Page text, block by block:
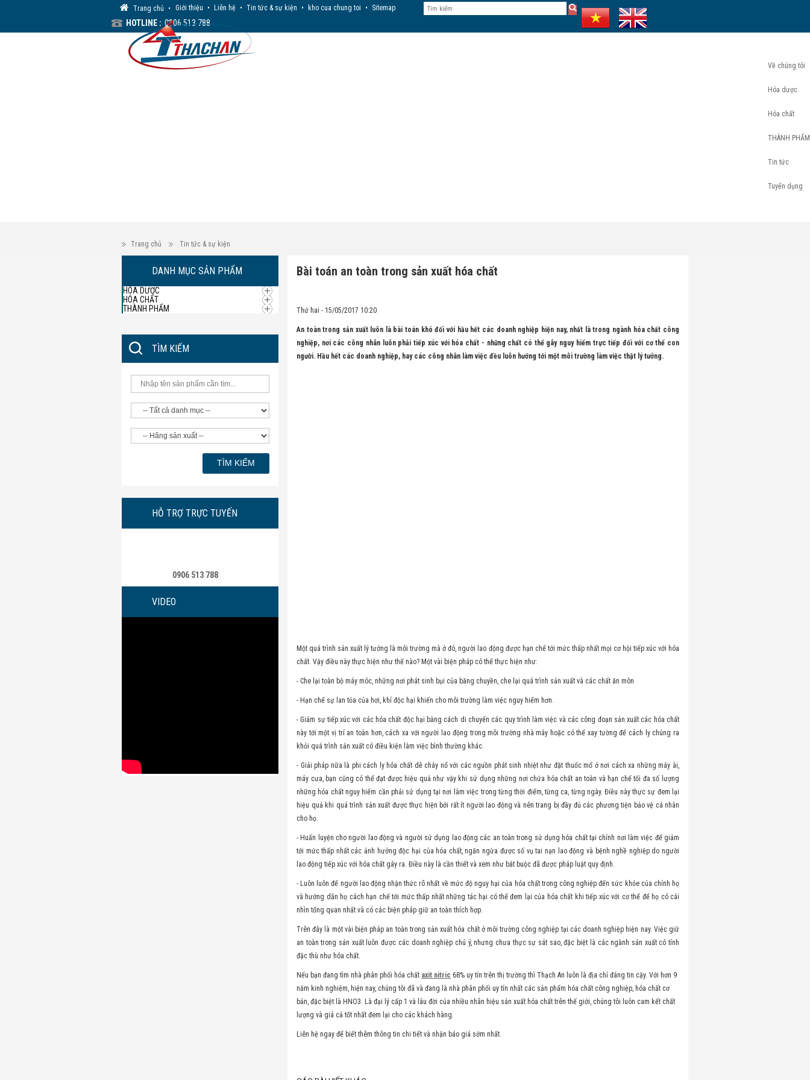
Trang chủ • Giới thiệu • Liên hệ • Tin tức & sự kiện • kho cua chung toi • Sitemap
HOTLINE : 0906 513 788
Về chúng tôi
Hóa dược
Hóa chất
THÀNH PHẨM
Tin tức
Tuyển dụng
Trang chủ Tin tức & sự kiện
DANH MỤC SẢN PHẨM
HÓA DƯỢC
HÓA CHẤT
THÀNH PHẨM
TÌM KIẾM
HỖ TRỢ TRỰC TUYẾN
0906 513 788
VIDEO
Bài toán an toàn trong sản xuất hóa chất
Thứ hai - 15/05/2017 10:20
An toàn trong sản xuất luôn là bài toán khó đối với hầu hết các doanh nghiệp hiện nay, nhất là trong ngành hóa chất công
nghiệp, nơi các công nhân luôn phải tiếp xúc với hóa chất - những chất có thể gây nguy hiểm trực tiếp đối với cơ thể con
người. Hầu hết các doanh nghiệp, hay các công nhân làm việc đều luôn hướng tới một môi trường làm việc thật lý tưởng.
Một quá trình sản xuất lý tưởng là môi trường mà ở đó, người lao động được hạn chế tới mức thấp nhất mọi cơ hội tiếp xúc với hóa
chất. Vậy điều này thực hiện như thế nào? Một vài biện pháp có thể thực hiện như:
- Che lại toàn bộ máy móc, những nơi phát sinh bụi của băng chuyền, che lại quá trình sản xuất và các chất ăn mòn
- Hạn chế sự lan tỏa của hơi, khí độc hại khiến cho môi trường làm việc nguy hiểm hơn.
- Giảm sự tiếp xúc với các hóa chất độc hại bằng cách di chuyển các quy trình làm việc và các công đoạn sản xuất các hóa chất
này tới một vị trí an toàn hơn, cách xa với người lao động trong môi trường nhà máy hoặc có thể xay tường để cách ly chúng ra
khỏi quá trình sản xuất có điều kiện làm việc bình thường khác.
- Giải pháp nữa là phi cách ly hóa chất dễ cháy nổ với các nguồn phát sinh nhiệt như đặt thuốc mổ ở nơi cách xa những máy ài,
máy cưa, bạn cũng có thể đạt được hiệu quả như vậy khi sử dụng những nơi chứa hóa chất an toàn và hạn chế tối đa số lượng
những hóa chất nguy hiểm cần phải sử dụng tại nơi làm việc trong từng thời điểm, từng ca, từng ngày. Điều này thực sự đem lại
hiệu quả khi quá trình sản xuất được thực hiện bởi rất ít người lao động và nên trang bị đầy đủ các phương tiện bảo vệ cá nhân
cho họ.
- Huấn luyện cho người lao động và người sử dụng lao động các an toàn trong sử dụng hóa chất tại chính nơi làm việc để giảm
tới mức thấp nhất các ảnh hưởng độc hại của hóa chất, ngăn ngừa được số vụ tai nạn lao động và bệnh nghề nghiệp do người
lao động tiếp xúc với hóa chất gây ra. Điều này là cần thiết và xem như bắt buộc đã được pháp luật quy định.
- Luôn luôn để người lao động nhận thức rõ nhất về mức độ nguy hại của hóa chất trong công nghiệp đến sức khỏe của chính họ
và hướng dẫn họ cách hạn chế tới mức thấp nhất những tác hại có thể đem lại của hóa chất khi tiếp xúc với cơ thể để họ có cái
nhìn tổng quan nhất và có các biện pháp giữ an toàn thích hợp.
Trên đây là một vài biện pháp an toàn trong sản xuất hóa chất ở môi trường công nghiệp tại các doanh nghiệp hiện nay. Việc giữ
an toàn trong sản xuất luôn được các doanh nghiệp chú ý, nhưng chưa thực sự sát sao, đặc biệt là các ngành sản xuất có tính
đặc thù như hóa chất.
Nếu bạn đang tìm nhà phân phối hóa chất axit nitric 68% uy tín trên thị trường thì Thạch An luôn là địa chỉ đáng tin cậy. Với hơn 9
năm kinh nghiệm, hiện nay, chúng tôi đã và đang là nhà phân phối uy tín nhất các sản phẩm hóa chất công nghiệp, hóa chất cơ
bản, đặc biệt là HNO3. Là đại lý cấp 1 và lâu đời của nhiều nhãn hiệu sản xuất hóa chất trên thế giới, chúng tôi luôn cam kết chất
lượng và giá cả tốt nhất đem lại cho các khách hàng.
Liên hệ ngay để biết thêm thông tin chi tiết và nhận báo giá sớm nhất.